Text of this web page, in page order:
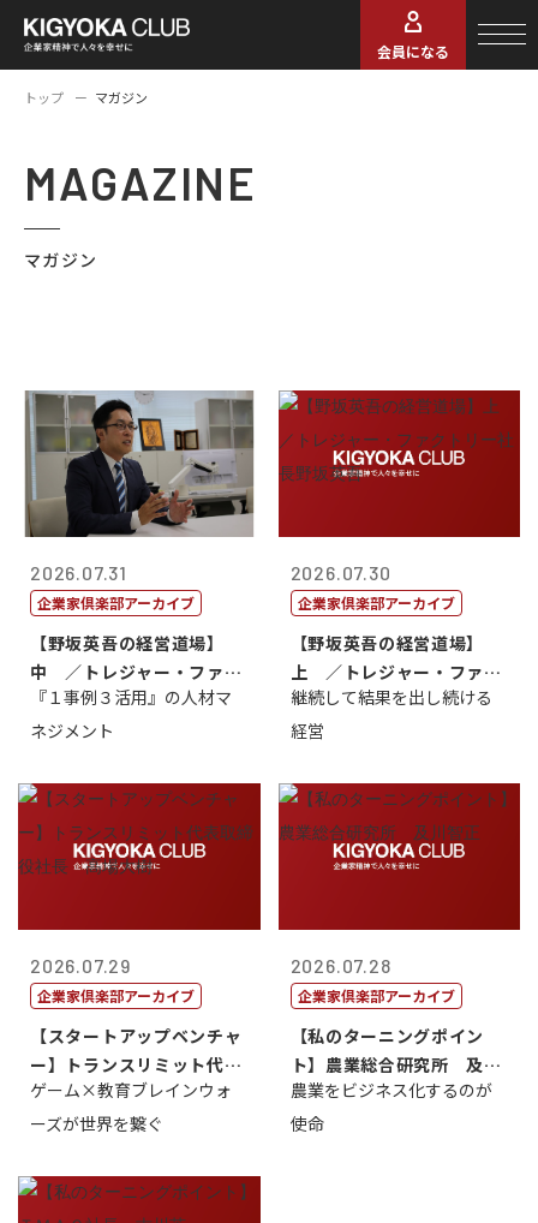
会員になる
トップ マガジン
MAGAZINE
マガジン
2026.07.31
企業家倶楽部アーカイブ
【野坂英吾の経営道場】
中 ／トレジャー・ファク
トリー社長野坂...
『１事例３活用』の人材マ
ネジメント
2026.07.30
企業家倶楽部アーカイブ
【野坂英吾の経営道場】
上 ／トレジャー・ファク
トリー社長野坂...
継続して結果を出し続ける
経営
2026.07.29
企業家倶楽部アーカイブ
【スタートアップベンチャ
ー】トランスリミット代表
取締役社長 ...
ゲーム×教育ブレインウォ
ーズが世界を繋ぐ
2026.07.28
企業家倶楽部アーカイブ
【私のターニングポイン
ト】農業総合研究所 及川
智正
農業をビジネス化するのが
使命